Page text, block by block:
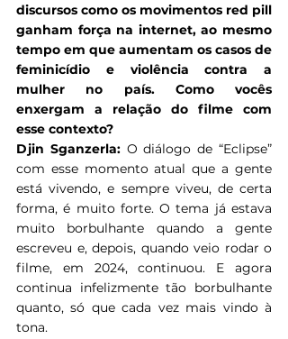
discursos como os movimentos red pill
ganham força na internet, ao mesmo
tempo em que aumentam os casos de
feminicídio e violência contra a
mulher no país. Como vocês
enxergam a relação do filme com
esse contexto?
Djin Sganzerla: O diálogo de “Eclipse”
com esse momento atual que a gente
está vivendo, e sempre viveu, de certa
forma, é muito forte. O tema já estava
muito borbulhante quando a gente
escreveu e, depois, quando veio rodar o
filme, em 2024, continuou. E agora
continua infelizmente tão borbulhante
quanto, só que cada vez mais vindo à
tona.